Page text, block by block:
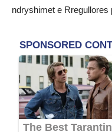
ndryshimet e Rregullores